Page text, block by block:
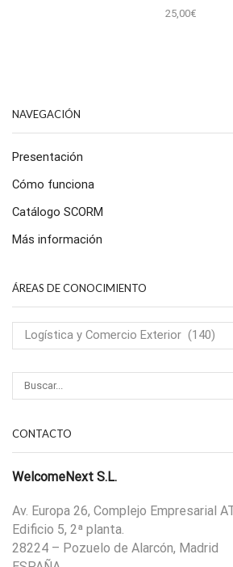
25,00€
NAVEGACIÓN
Presentación
Cómo funciona
Catálogo SCORM
Más información
ÁREAS DE CONOCIMIENTO
Logística y Comercio Exterior (140)
CONTACTO
WelcomeNext S.L.
Av. Europa 26, Complejo Empresarial
Edificio 5, 2ª planta.
28224 – Pozuelo de Alarcón, Madrid